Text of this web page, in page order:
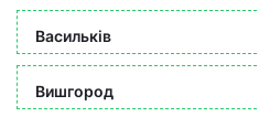
Васильків
Вишгород